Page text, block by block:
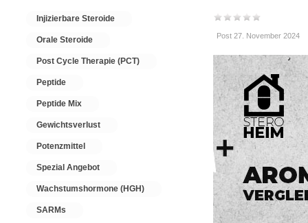
Post 27. November 2024
Injizierbare Steroide
Orale Steroide
Post Cycle Therapie (PCT)
Peptide
Peptide Mix
Gewichtsverlust
Potenzmittel
Spezial Angebot
Wachstumshormone (HGH)
SARMs